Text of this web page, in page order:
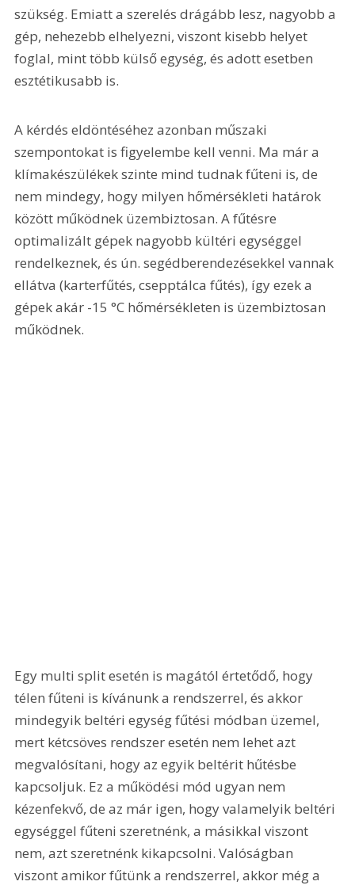
szükség. Emiatt a szerelés drágább lesz, nagyobb a
gép, nehezebb elhelyezni, viszont kisebb helyet
foglal, mint több külső egység, és adott esetben
esztétikusabb is.
A kérdés eldöntéséhez azonban műszaki
szempontokat is figyelembe kell venni. Ma már a
klímakészülékek szinte mind tudnak fűteni is, de
nem mindegy, hogy milyen hőmérsékleti határok
között működnek üzembiztosan. A fűtésre
optimalizált gépek nagyobb kültéri egységgel
rendelkeznek, és ún. segédberendezésekkel vannak
ellátva (karterfűtés, csepptálca fűtés), így ezek a
gépek akár -15 °C hőmérsékleten is üzembiztosan
működnek.
Egy multi split esetén is magától értetődő, hogy
télen fűteni is kívánunk a rendszerrel, és akkor
mindegyik beltéri egység fűtési módban üzemel,
mert kétcsöves rendszer esetén nem lehet azt
megvalósítani, hogy az egyik beltérit hűtésbe
kapcsoljuk. Ez a működési mód ugyan nem
kézenfekvő, de az már igen, hogy valamelyik beltéri
egységgel fűteni szeretnénk, a másikkal viszont
nem, azt szeretnénk kikapcsolni. Valóságban
viszont amikor fűtünk a rendszerrel, akkor még a